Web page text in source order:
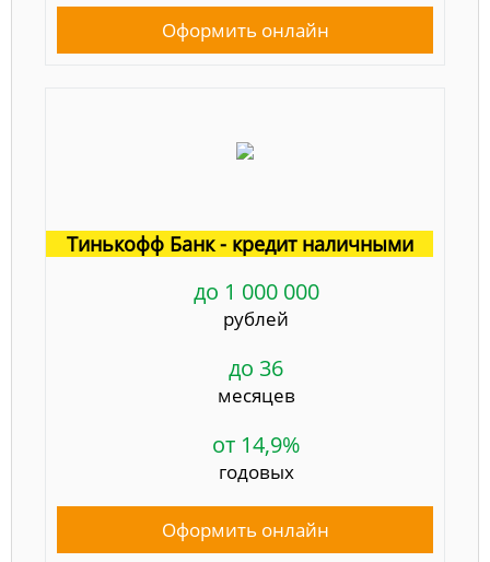
Оформить онлайн
Тинькофф Банк - кредит наличными
до 1 000 000
рублей
до 36
месяцев
от 14,9%
годовых
Оформить онлайн